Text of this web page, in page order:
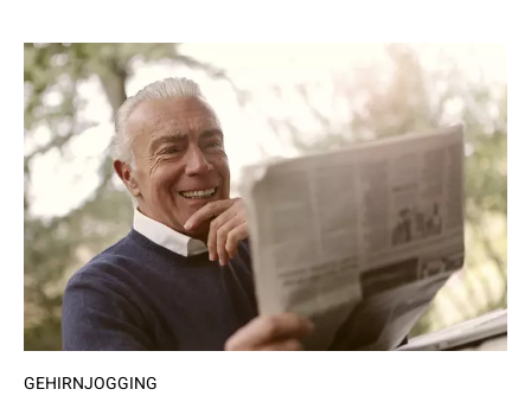
GEHIRNJOGGING